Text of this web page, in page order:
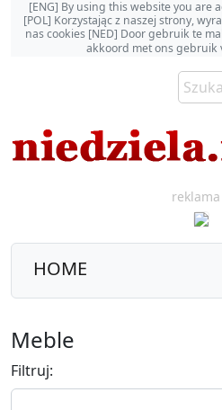
[ENG] By using this website you are
[POL] Korzystając z naszej strony,
nas cookies [NED] Door gebruik te
akkoord met ons gebruik
reklama
HOME
Meble
Filtruj: